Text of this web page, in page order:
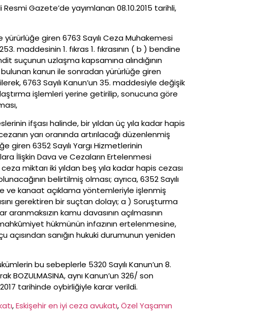
Gazete’de yayımlanan 08.10.2015 tarihli,
yürürlüğe giren 6763 Sayılı Ceza Muhakemesi
maddesinin 1. fıkras 1. fıkrasının ( b ) bendine
suçunun uzlaşma kapsamına alındığının
bulunan kanun ile sonradan yürürlüğe giren
6763 Sayılı Kanun’un 35. maddesiyle değişik
işlemleri yerine getirilip, sonucuna göre
ifşası halinde, bir yıldan üç yıla kadar hapis
yarı oranında artırılacağı düzenlenmiş
giren 6352 Sayılı Yargı Hizmetlerinin
İlişkin Dava ve Cezaların Ertelenmesi
miktarı iki yıldan beş yıla kadar hapis cezası
belirtilmiş olması; ayrıca, 6352 Sayılı
ve kanaat açıklama yöntemleriyle işlenmiş
gerektiren bir suçtan dolayı; a ) Soruşturma
kamu davasının açılmasının
hükmünün infazının ertelenmesine,
açısından sanığın hukuki durumunun yeniden
bu sebeplerle 5320 Sayılı Kanun’un 8.
BOZULMASINA, aynı Kanun’un 326/ son
tarihinde oybirliğiyle karar verildi.
, Eskişehir en iyi ceza avukatı, Özel Yaşamın